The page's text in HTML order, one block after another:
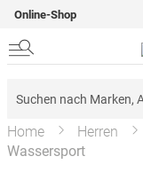
Online-Shop
Home Herren
Wassersport